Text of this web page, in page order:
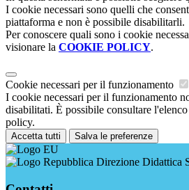
I cookie necessari sono quelli che
piattaforma e non è possibile disabilitarli.
Per conoscere quali sono i cookie
visionare la COOKIE POLICY.
Cookie necessari per il funzionamento
I cookie necessari per il funzionamento
disabilitati. È possibile consultare
policy.
Accetta tutti Salva le preferenze
Direzione Didattica